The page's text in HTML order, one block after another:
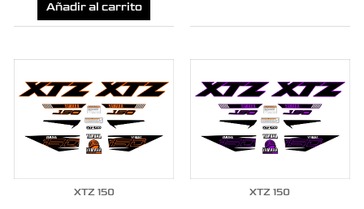
Añadir al carrito
XTZ 150 XTZ 150